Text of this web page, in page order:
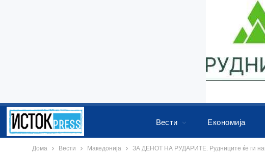
Вести Економија
Дома Вести Македонија ЗА ДЕНОТ НА РУДАРИТЕ. Рудниците ќе ги